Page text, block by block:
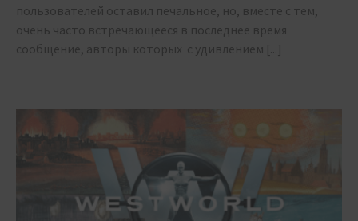
пользователей оставил печальное, но, вместе с тем,
очень часто встречающееся в последнее время
сообщение, авторы которых с удивлением [...]